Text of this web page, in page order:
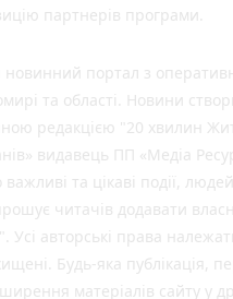
партнерів програми.
портал з
та області. Новини
редакцією "20 хвилин
видавець ПП «Медіа
важливі та цікаві події,
читачів додавати
Усі авторські права
Будь-яка публiкацiя,
матеріалів сайту у